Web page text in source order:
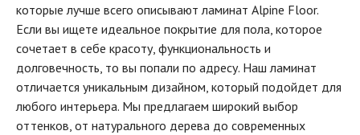
которые лучше всего описывают ламинат Alpine Floor.
Если вы ищете идеальное покрытие для пола, которое
сочетает в себе красоту, функциональность и
долговечность, то вы попали по адресу. Наш ламинат
отличается уникальным дизайном, который подойдет для
любого интерьера. Мы предлагаем широкий выбор
оттенков, от натурального дерева до современных